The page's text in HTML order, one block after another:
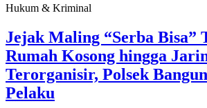
Hukum & Kriminal
Jejak Maling “Serba Bisa”
Rumah Kosong hingga
Terorganisir, Polsek
Pelaku